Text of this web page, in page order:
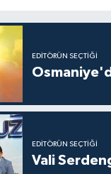
EDITÖRÜN SEÇTIĞI
EDITÖRÜN SEÇTIĞI
Vali